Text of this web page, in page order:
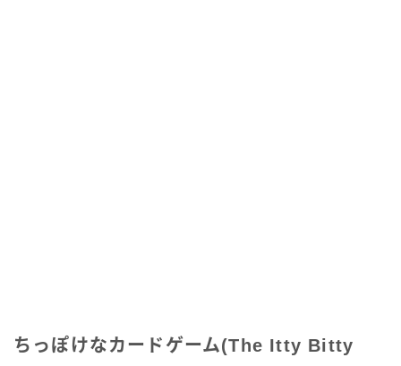
ちっぽけなカードゲーム(The Itty Bitty